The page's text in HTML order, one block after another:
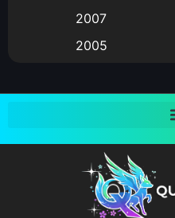
Big tits (นมใหญ่)
Bitch (ผู้หญิงร่าน)
Bondage (ทาส)(1)
(1)
2007
2005
2001
1997
1993
1991